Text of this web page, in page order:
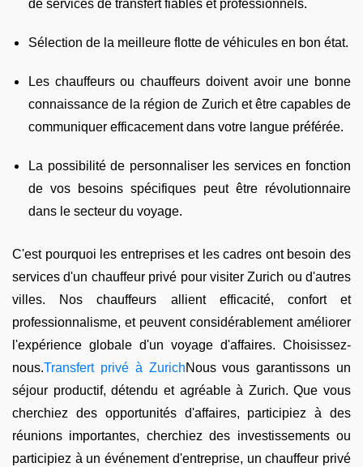
de services de transfert fiables et professionnels.
Sélection de la meilleure flotte de véhicules en bon état.
Les chauffeurs ou chauffeurs doivent avoir une bonne
connaissance de la région de Zurich et être capables de
communiquer efficacement dans votre langue préférée.
La possibilité de personnaliser les services en fonction
de vos besoins spécifiques peut être révolutionnaire
dans le secteur du voyage.
C'est pourquoi les entreprises et les cadres ont besoin des
services d'un chauffeur privé pour visiter Zurich ou d'autres
villes. Nos chauffeurs allient efficacité, confort et
professionnalisme, et peuvent considérablement améliorer
l'expérience globale d'un voyage d'affaires. Choisissez-
nous.Transfert privé à ZurichNous vous garantissons un
séjour productif, détendu et agréable à Zurich. Que vous
cherchiez des opportunités d'affaires, participiez à des
réunions importantes, cherchiez des investissements ou
participiez à un événement d'entreprise, un chauffeur privé